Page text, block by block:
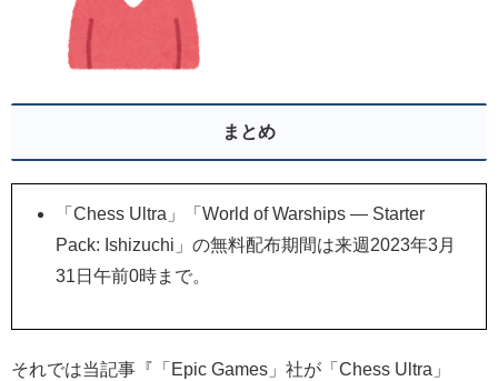
まとめ
「Chess Ultra」「World of Warships — Starter
Pack: Ishizuchi」の無料配布期間は来週2023年3月
31日午前0時まで。
それでは当記事『「Epic Games」社が「Chess Ultra」